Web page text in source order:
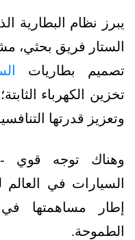
يبرز نظام البطارية
الستار فريق بحثي،
تصميم بطاريات
تخزين الكهرباء
وتعزيز قدرتها
وهناك توجه قوي -
السيارات في
إطار مساهمتها
الطموحة.